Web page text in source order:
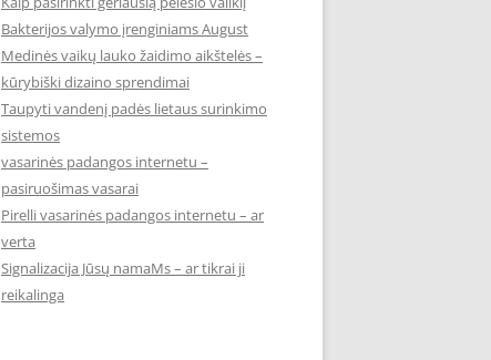
Bakterijos valymo įrenginiams August
Medinės vaikų lauko žaidimo aikštelės –
kūrybiški dizaino sprendimai
Taupyti vandenį padės lietaus surinkimo
sistemos
vasarinės padangos internetu –
pasiruošimas vasarai
Pirelli vasarinės padangos internetu – ar
verta
Signalizacija Jūsų namaMs – ar tikrai ji
reikalinga